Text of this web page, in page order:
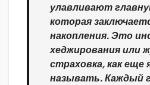
улавливают
которая
накопления. Это
хеджирования или
страховка, как еще
называть. Каждый